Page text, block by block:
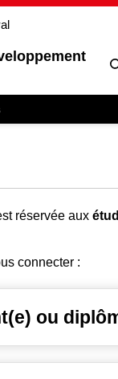
réservée aux
connecter :
ou